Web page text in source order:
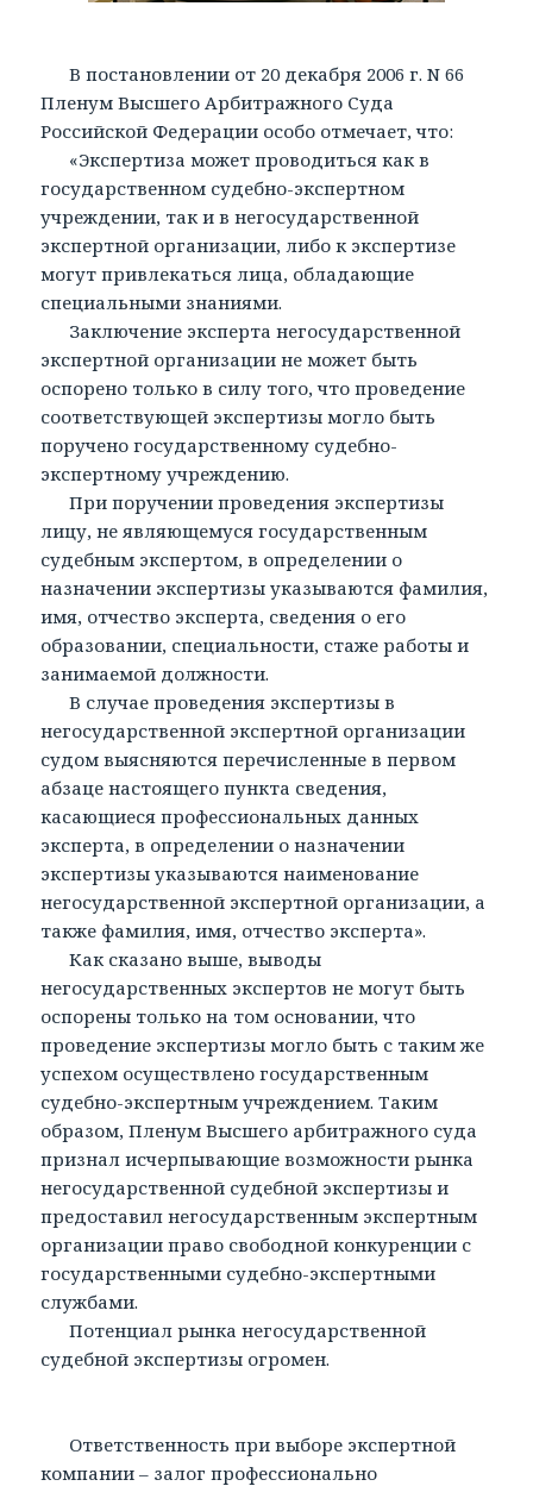
В постановлении от 20 декабря 2006 г. N 66
Пленум Высшего Арбитражного Суда
Российской Федерации особо отмечает, что:
«Экспертиза может проводиться как в
государственном судебно-экспертном
учреждении, так и в негосударственной
экспертной организации, либо к экспертизе
могут привлекаться лица, обладающие
специальными знаниями.
Заключение эксперта негосударственной
экспертной организации не может быть
оспорено только в силу того, что проведение
соответствующей экспертизы могло быть
поручено государственному судебно-
экспертному учреждению.
При поручении проведения экспертизы
лицу, не являющемуся государственным
судебным экспертом, в определении о
назначении экспертизы указываются фамилия,
имя, отчество эксперта, сведения о его
образовании, специальности, стаже работы и
занимаемой должности.
В случае проведения экспертизы в
негосударственной экспертной организации
судом выясняются перечисленные в первом
абзаце настоящего пункта сведения,
касающиеся профессиональных данных
эксперта, в определении о назначении
экспертизы указываются наименование
негосударственной экспертной организации, а
также фамилия, имя, отчество эксперта».
Как сказано выше, выводы
негосударственных экспертов не могут быть
оспорены только на том основании, что
проведение экспертизы могло быть с таким же
успехом осуществлено государственным
судебно-экспертным учреждением. Таким
образом, Пленум Высшего арбитражного суда
признал исчерпывающие возможности рынка
негосударственной судебной экспертизы и
предоставил негосударственным экспертным
организации право свободной конкуренции с
государственными судебно-экспертными
службами.
Потенциал рынка негосударственной
судебной экспертизы огромен.
Ответственность при выборе экспертной
компании – залог профессионально